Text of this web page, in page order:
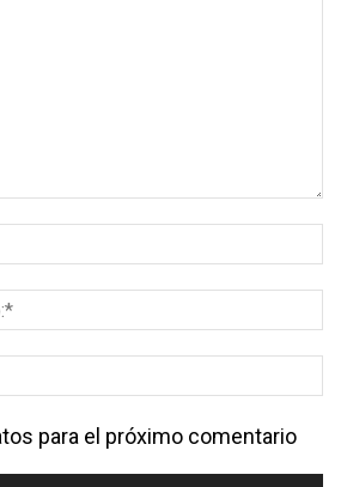
para el próximo comentario